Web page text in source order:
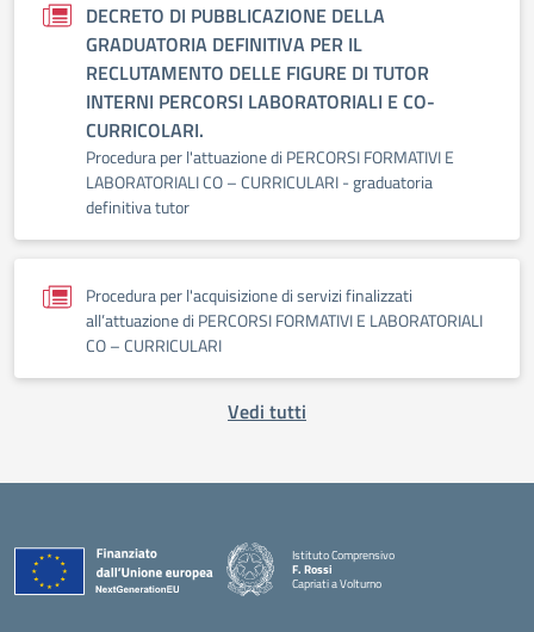
DECRETO DI PUBBLICAZIONE DELLA
GRADUATORIA DEFINITIVA PER IL
RECLUTAMENTO DELLE FIGURE DI TUTOR
INTERNI PERCORSI LABORATORIALI E CO-
CURRICOLARI.
Procedura per l'attuazione di PERCORSI FORMATIVI E
LABORATORIALI CO – CURRICULARI - graduatoria
definitiva tutor
Procedura per l'acquisizione di servizi finalizzati
all’attuazione di PERCORSI FORMATIVI E LABORATORIALI
CO – CURRICULARI
Vedi tutti
Istituto Comprensivo
F. Rossi
Capriati a Volturno
— Visita la pagina iniziale della scuola